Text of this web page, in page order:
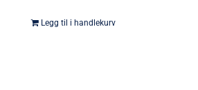
Legg til i handlekurv